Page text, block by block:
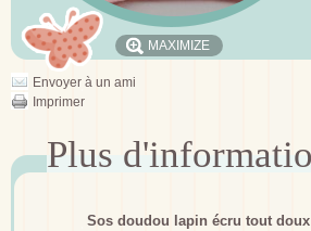
MAXIMIZE
Envoyer à un ami
Imprimer
Sos doudou lapin écru tout doux